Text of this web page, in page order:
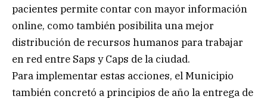
pacientes permite contar con mayor información
online, como también posibilita una mejor
distribución de recursos humanos para trabajar
en red entre Saps y Caps de la ciudad.
Para implementar estas acciones, el Municipio
también concretó a principios de año la entrega de